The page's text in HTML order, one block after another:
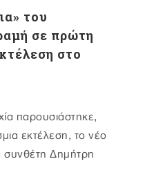
του
σε πρώτη
στο
παρουσιάστηκε,
εκτέλεση, το νέο
Δημήτρη